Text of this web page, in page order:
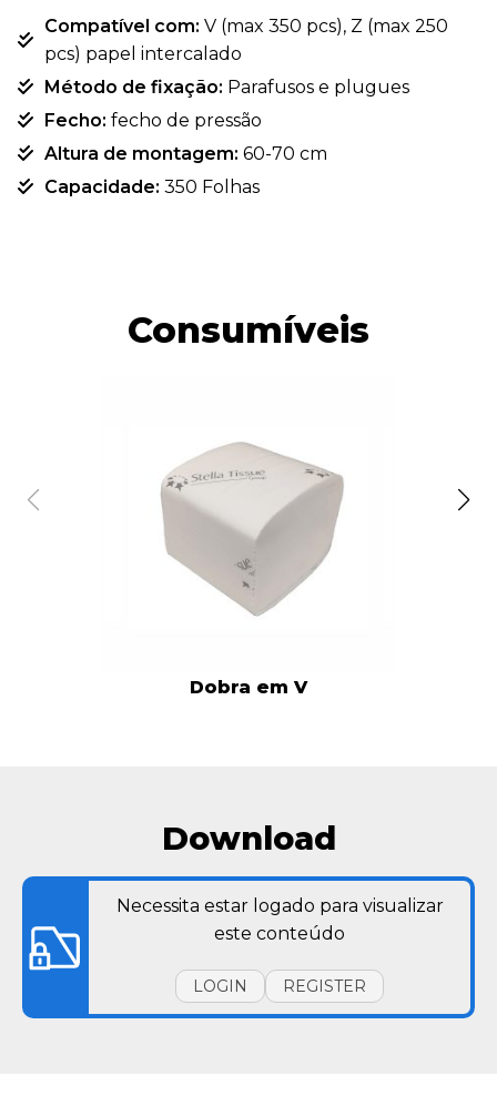
Compatível com: V (max 350 pcs), Z (max 250
pcs) papel intercalado
Método de fixação: Parafusos e plugues
Fecho: fecho de pressão
Altura de montagem: 60-70 cm
Capacidade: 350 Folhas
Consumíveis
Dobra em V
Download
Necessita estar logado para visualizar
este conteúdo
LOGIN REGISTER